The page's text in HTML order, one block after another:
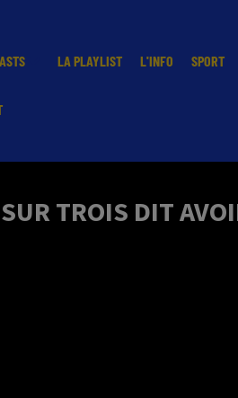
LA PLAYLIST L'INFO SPORT
TROIS DIT